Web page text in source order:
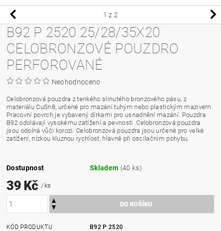
1 z 2
B92 P 2520 25/28/35X20
CELOBRONZOVÉ POUZDRO
PERFOROVANÉ
Neohodnoceno
Celobronzová pouzdra z tenkého slinutého bronzového pásu, z
materiálu CuSn8, určené pro mazání tuhým nebo plastickým mazivem.
Pracovní povrch je vybavený dírkami pro usnadnění mazání. Pouzdra
B92 odolávají vysokému zatížení a pevnosti .Celobronzová pouzdra
jsou odolná vůči korozi. Celobronzová pouzdra jsou určené pro velké
zatížení, nízkou kluznou rychlost, hlavně při oscilačním pohybu.
Dostupnost Skladem (40 ks)
39 Kč/ ks
KÓD PRODUKTU
B92 P 2520